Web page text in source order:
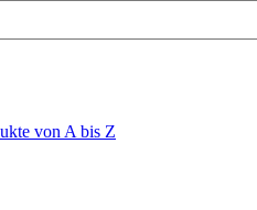
von A bis Z